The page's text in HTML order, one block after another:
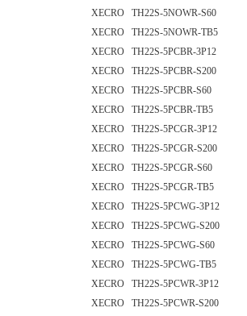
XECRO TH22S-5NOWR-S60
XECRO TH22S-5NOWR-TB5
XECRO TH22S-5PCBR-3P12
XECRO TH22S-5PCBR-S200
XECRO TH22S-5PCBR-S60
XECRO TH22S-5PCBR-TB5
XECRO TH22S-5PCGR-3P12
XECRO TH22S-5PCGR-S200
XECRO TH22S-5PCGR-S60
XECRO TH22S-5PCGR-TB5
XECRO TH22S-5PCWG-3P12
XECRO TH22S-5PCWG-S200
XECRO TH22S-5PCWG-S60
XECRO TH22S-5PCWG-TB5
XECRO TH22S-5PCWR-3P12
XECRO TH22S-5PCWR-S200